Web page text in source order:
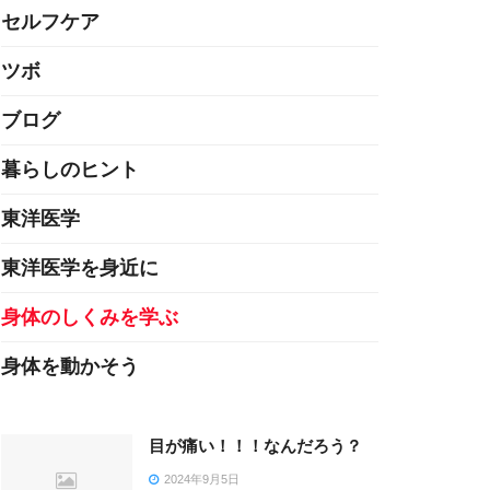
セルフケア
ツボ
ブログ
暮らしのヒント
東洋医学
東洋医学を身近に
身体のしくみを学ぶ
身体を動かそう
目が痛い！！！なんだろう？
2024年9月5日